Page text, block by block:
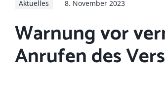
Aktuelles 8. November 2023
Warnung vor
Anrufen des